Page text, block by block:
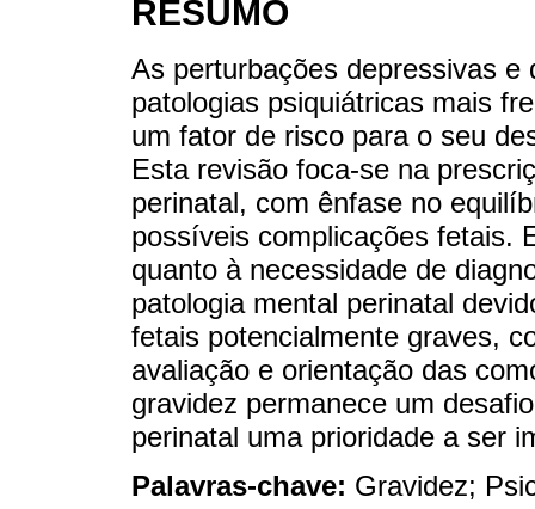
RESUMO
As perturbações depressivas e
patologias psiquiátricas mais
um fator de risco para o seu
Esta revisão foca-se na
perinatal, com ênfase no
possíveis complicações fetais.
quanto à necessidade de
patologia mental perinatal
fetais potencialmente graves,
avaliação e orientação das
gravidez permanece um
perinatal uma prioridade a ser
Palavras-chave: Gravidez;